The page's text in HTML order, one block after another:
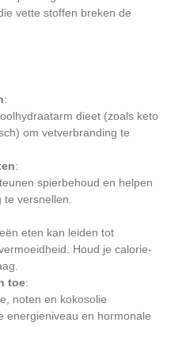
vette stoffen breken de
:
dieet (zoals keto
om vetverbranding te
:
spierbehoud en helpen
te versnellen.
eten kan leiden tot
Houd je calorie-
toe:
noten en kokosolie
energieniveau en hormonale